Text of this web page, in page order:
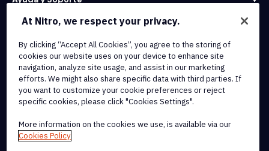
Terms of Service
Cookie Policy
Copyright Policy
All Terms & Policies
At Nitro, we respect your privacy.
By clicking “Accept All Cookies”, you agree to the storing of
cookies our website uses on your device to enhance site
navigation, analyze site usage, and assist in our marketing
efforts. We might also share specific data with third parties. If
you want to customize your cookie preferences or reject
specific cookies, please click "Cookies Settings".
More information on the cookies we use, is available via our
Cookies Policy